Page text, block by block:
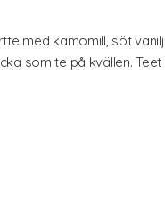
med kamomill, söt
som te på kvällen.